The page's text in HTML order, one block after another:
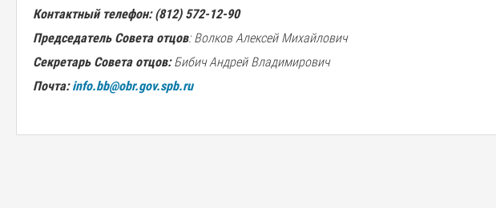
Контактный телефон: (812) 572-12-90
Председатель Совета отцов: Волков Алексей Михайлович
Секретарь Совета отцов:Бибич Андрей Владимирович
Почта:info.bb@obr.gov.spb.ru